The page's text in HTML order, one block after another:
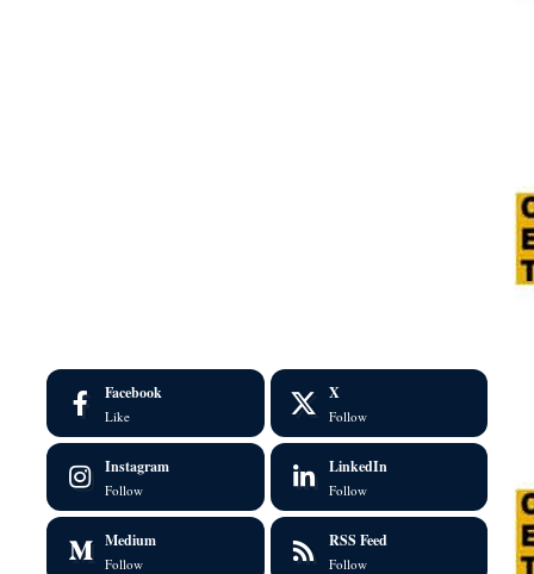
Facebook
Like
X
Follow
Instagram
Follow
LinkedIn
Follow
Medium
Follow
RSS Feed
Follow